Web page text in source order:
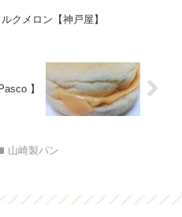
クメロン【神戸屋】
】
山崎製パン